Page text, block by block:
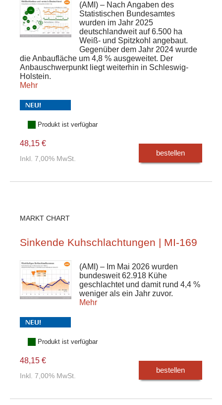
(AMI) – Nach Angaben des
Statistischen Bundesamtes
wurden im Jahr 2025
deutschlandweit auf 6.500 ha
Weiß- und Spitzkohl angebaut.
Gegenüber dem Jahr 2024 wurde
die Anbaufläche um 4,8 % ausgeweitet. Der
Anbauschwerpunkt liegt weiterhin in Schleswig-
Holstein.
Mehr
Produkt ist verfügbar
48,15 €
Inkl. 7,00% MwSt.
bestellen
MARKT CHART
Sinkende Kuhschlachtungen | MI-169
(AMI) – Im Mai 2026 wurden
bundesweit 62.918 Kühe
geschlachtet und damit rund 4,4 %
weniger als ein Jahr zuvor.
Mehr
Produkt ist verfügbar
48,15 €
Inkl. 7,00% MwSt.
bestellen